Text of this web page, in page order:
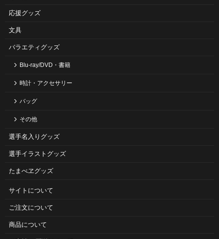
応援グッズ
文具
バラエティグッズ
Blu-ray/DVD・書籍
時計・アクセサリー
バッグ
その他
選手名入りグッズ
選手イラストグッズ
たまべヱグッズ
サイトについて
ご注⽂について
商品について